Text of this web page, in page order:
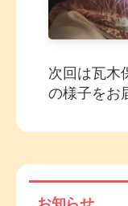
次回は瓦木
の様子をお